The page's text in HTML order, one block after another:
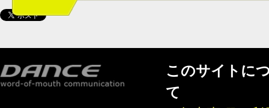
このサイトに
て